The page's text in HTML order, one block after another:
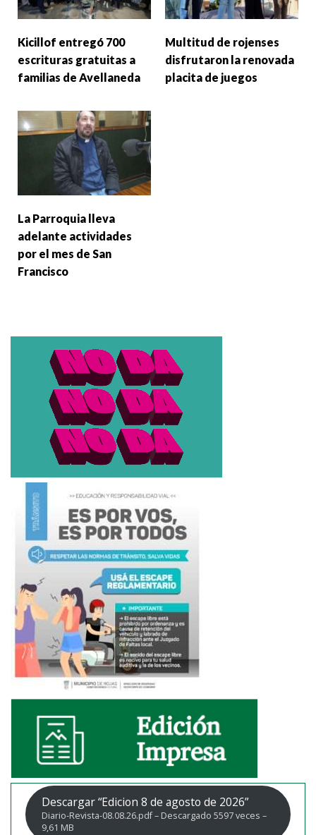
Kicillof entregó 700
escrituras gratuitas a
familias de Avellaneda
Multitud de rojenses
disfrutaron la renovada
placita de juegos
La Parroquia lleva
adelante actividades
por el mes de San
Francisco
Descargar “Edicion 8 de agosto de 2026”
Diario-Revista-08.08.26.pdf – Descargado 5597 veces –
9,61 MB